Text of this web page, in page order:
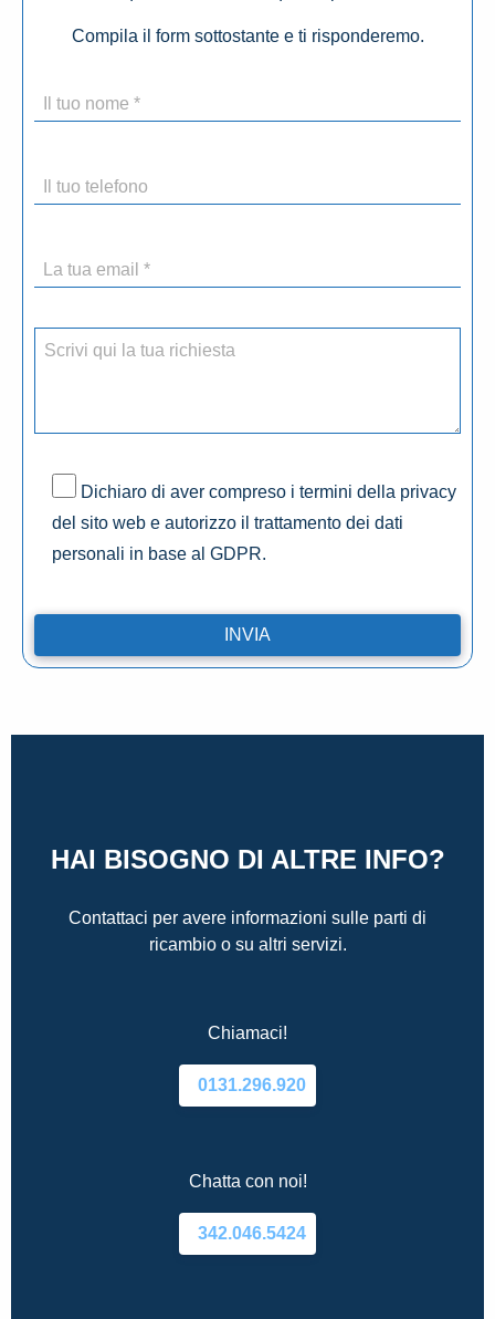
Compila il form sottostante e ti risponderemo.
Dichiaro di aver compreso i termini della privacy
del sito web e autorizzo il trattamento dei dati
personali in base al GDPR.
HAI BISOGNO DI ALTRE INFO?
Contattaci per avere informazioni sulle parti di
ricambio o su altri servizi.
Chiamaci!
0131.296.920
Chatta con noi!
342.046.5424